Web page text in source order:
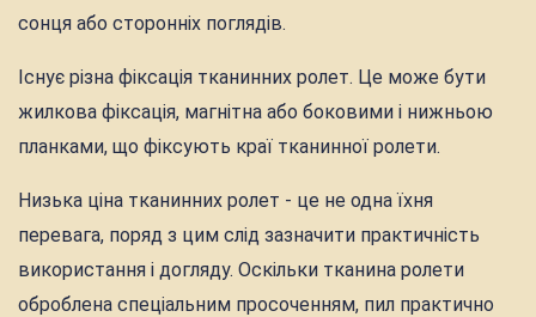
сонця або сторонніх поглядів.
Існує різна фіксація тканинних ролет. Це може бути
жилкова фіксація, магнітна або боковими і нижньою
планками, що фіксують краї тканинної ролети.
Низька ціна тканинних ролет - це не одна їхня
перевага, поряд з цим слід зазначити практичність
використання і догляду. Оскільки тканина ролети
оброблена спеціальним просоченням, пил практично